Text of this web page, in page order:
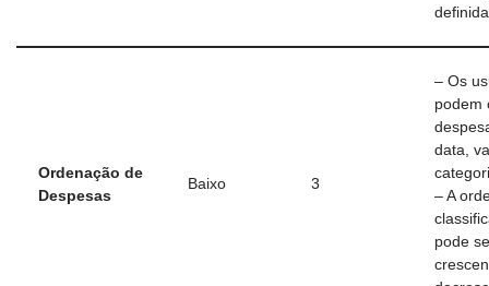
Ordenação de
Despesas
Baixo 3
– Os
podem
data,
– A
pode